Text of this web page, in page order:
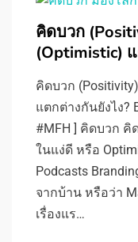
คิดบวก
(Optimistic)
คิดบวก
แตกต่างกันยังไง?
#MFH ] คิดบวก คิ
ในแง่ดี หรือ
Podcasts
จากบ้าน หรือว่า
เรื่องแร…